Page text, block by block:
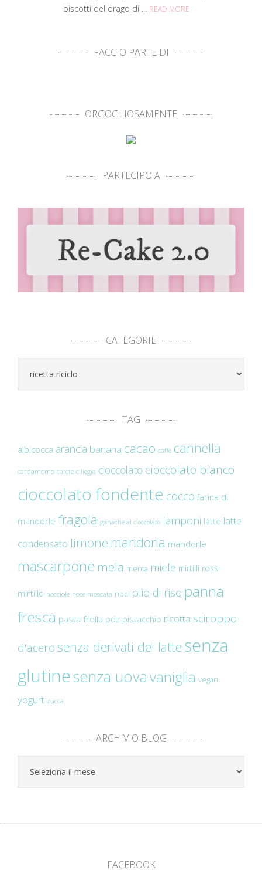
biscotti del drago di ... READ MORE
FACCIO PARTE DI
ORGOGLIOSAMENTE
PARTECIPO A
CATEGORIE
Categorie
TAG
albicocca arancia banana cacao caffè cannella
cardamomo carote ciliegia cioccolato cioccolato bianco
cioccolato fondente cocco farina di
mandorle fragola ganache al cioccolato lamponi latte latte
condensato limone mandorla mandorle
mascarpone mela menta miele mirtilli rossi
mirtillo nocciole noce moscata noci olio di riso panna
fresca pasta frolla pdz pistacchio ricotta sciroppo
d'acero senza derivati del latte senza
glutinesenza uovavaniglia vegan
yogurt zucca
ARCHIVIO BLOG
Archivio
Blog
FACEBOOK